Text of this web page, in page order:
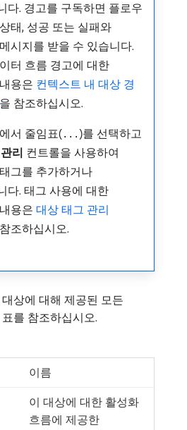
다. 경고를 구독하면 플로우
태, 성공 또는 실패와
시지를 받을 수 있습니다.
터 흐름 경고에 대한
용은 컨텍스트 내 대상 경
을 참조하십시오.
서 줄임표(...)를 선택하고
리 컨트롤을 사용하여
그를 추가하거나
다. 태그 사용에 대한
용은 대상 태그 관리
조하십시오.
상에 대해 제공된 모든
를 참조하십시오.
이름
이 대상에 대한 활성화
흐름에 제공한